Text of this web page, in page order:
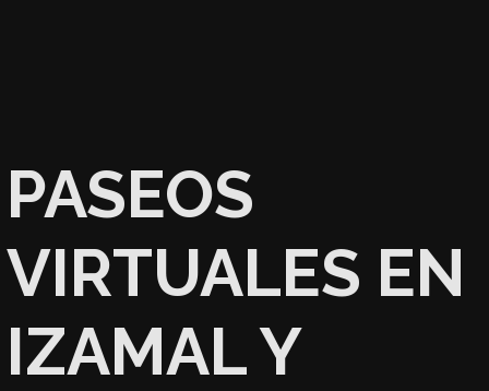
PASEOS
VIRTUALES EN
IZAMAL Y